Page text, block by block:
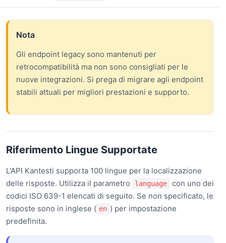
Nota
Gli endpoint legacy sono mantenuti per
retrocompatibilità ma non sono consigliati per le
nuove integrazioni. Si prega di migrare agli endpoint
stabili attuali per migliori prestazioni e supporto.
Riferimento Lingue Supportate
L'API Kantesti supporta 100 lingue per la localizzazione
delle risposte. Utilizza il parametro
language
con uno dei
codici ISO 639-1 elencati di seguito. Se non specificato, le
risposte sono in inglese ( en ) per impostazione
predefinita.